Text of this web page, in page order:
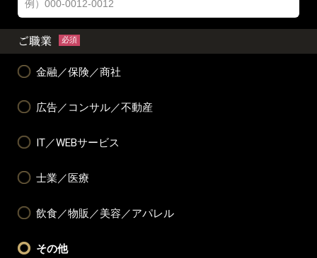
ご職業 必須
金融／保険／商社
広告／コンサル／不動産
IT／WEBサービス
士業／医療
飲食／物販／美容／アパレル
その他